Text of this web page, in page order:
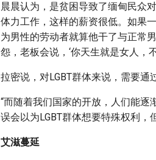
晨晨认为，是贫困导致了缅甸民众
体力工作，这样的薪资很低。如果
为男性的劳动者就算他干了与正常
怨，老板会说，‘你天生就是女人，
拉密说，对LGBT群体来说，需要通
“而随着我们国家的开放，人们能逐
误会以为LGBT群体想要特殊权利，
艾滋蔓延